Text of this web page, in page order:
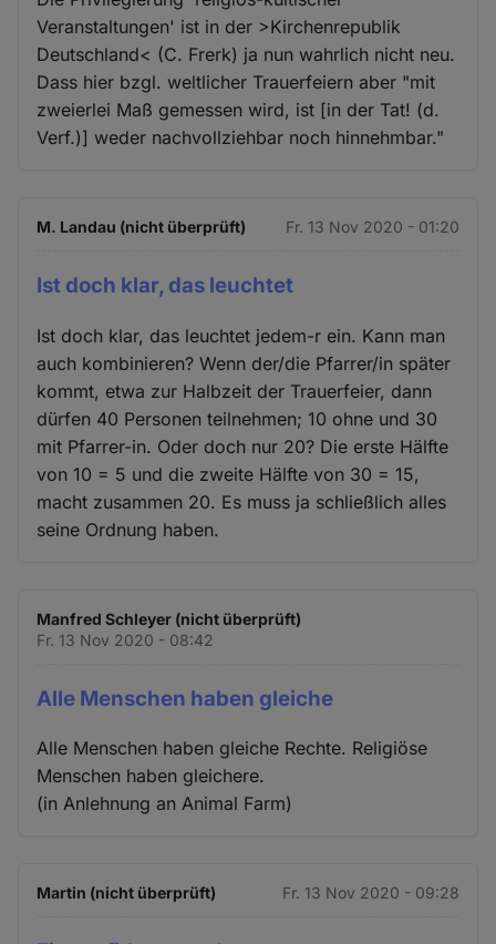
Veranstaltungen' ist in der >Kirchenrepublik
Deutschland< (C. Frerk) ja nun wahrlich nicht neu.
Dass hier bzgl. weltlicher Trauerfeiern aber "mit
zweierlei Maß gemessen wird, ist [in der Tat! (d.
Verf.)] weder nachvollziehbar noch hinnehmbar."
M. Landau (nicht überprüft) Fr. 13 Nov 2020 - 01:20
Ist doch klar, das leuchtet
Ist doch klar, das leuchtet jedem-r ein. Kann man
auch kombinieren? Wenn der/die Pfarrer/in später
kommt, etwa zur Halbzeit der Trauerfeier, dann
dürfen 40 Personen teilnehmen; 10 ohne und 30
mit Pfarrer-in. Oder doch nur 20? Die erste Hälfte
von 10 = 5 und die zweite Hälfte von 30 = 15,
macht zusammen 20. Es muss ja schließlich alles
seine Ordnung haben.
Manfred Schleyer (nicht überprüft)
Fr. 13 Nov 2020 - 08:42
Alle Menschen haben gleiche
Alle Menschen haben gleiche Rechte. Religiöse
Menschen haben gleichere.
(in Anlehnung an Animal Farm)
Martin (nicht überprüft) Fr. 13 Nov 2020 - 09:28